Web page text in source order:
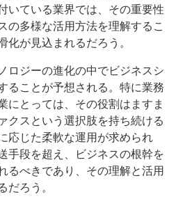
いている業界では、その重要性
の多様な活用方法を理解するこ
化が見込まれるだろう。
ロジーの進化の中でビジネスシ
ることが予想される。特に業務
にとっては、その役割はますま
クスという選択肢を持ち続ける
応じた柔軟な運用が求められ
手段を超え、ビジネスの根幹を
るべきであり、その理解と活用
だろう。